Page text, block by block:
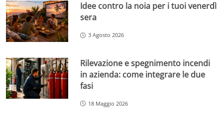
Idee contro la noia per i tuoi venerdì
sera
3 Agosto 2026
Rilevazione e spegnimento incendi
in azienda: come integrare le due
fasi
18 Maggio 2026